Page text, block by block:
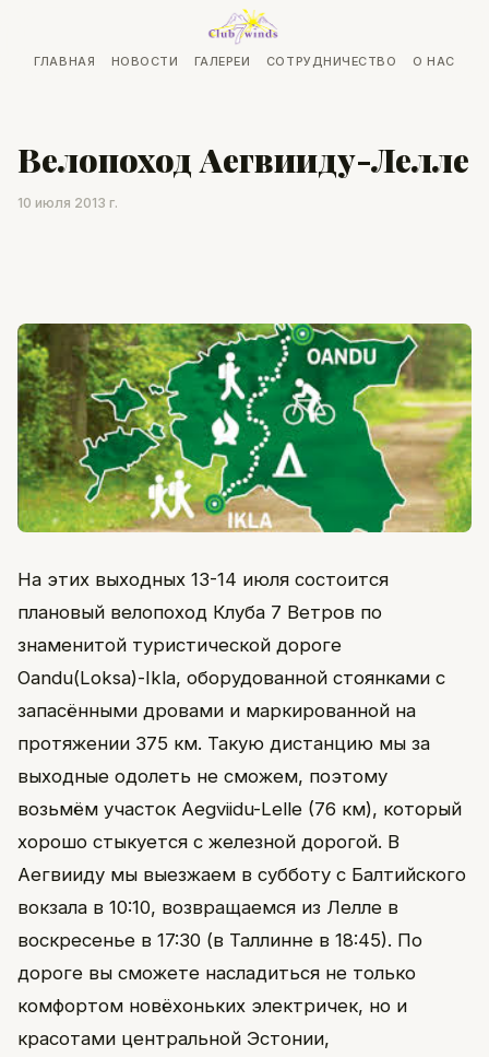
ГЛАВНАЯ НОВОСТИ ГАЛЕРЕИ СОТРУДНИЧЕСТВО О НАС
Велопоход Aегвииду-Лелле
10 июля 2013 г.
На этих выходных 13-14 июля состоится
плановый велопоход Клуба 7 Ветров по
знаменитой туристической дороге
Oandu(Loksa)-Ikla, оборудованной стоянками с
запасёнными дровами и маркированной на
протяжении 375 км. Такую дистанцию мы за
выходные одолеть не сможем, поэтому
возьмём участок Aegviidu-Lelle (76 км), который
хорошо стыкуется с железной дорогой. В
Аегвииду мы выезжаем в субботу с Балтийского
вокзала в 10:10, возвращаемся из Лелле в
воскресенье в 17:30 (в Таллинне в 18:45). По
дороге вы сможете насладиться не только
комфортом новёхоньких электричек, но и
красотами центральной Эстонии,